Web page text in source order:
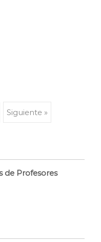
Siguiente »
de Profesores